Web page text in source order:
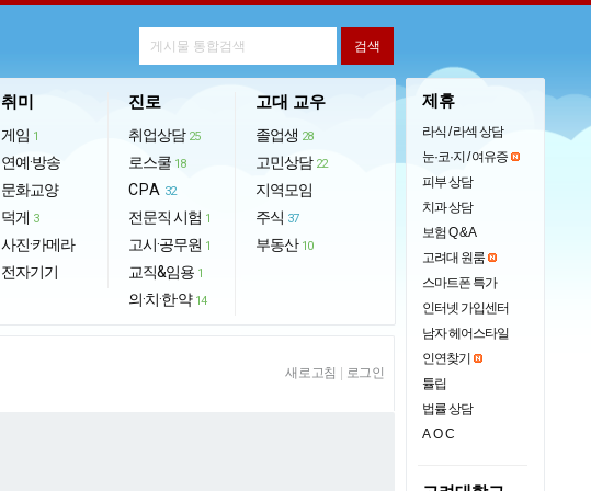
취미
게임 1
연예·방송
문화교양
덕게 3
사진·카메라
전자기기
진로
취업상담 25
로스쿨 18
CPA 32
전문직 시험 1
고시·공무원 1
교직&임용 1
의·치·한·약 14
고대 교우
졸업생 28
고민상담 22
지역모임
주식 37
부동산 10
새로고침 로그인
제휴
라식 / 라섹 상담
눈·코·지 / 여유증
피부 상담
치과 상담
보험 Q & A
고려대 원룸
스마트폰 특가
인터넷 가입센터
남자 헤어스타일
인연찾기
튤립
법률 상담
AOC